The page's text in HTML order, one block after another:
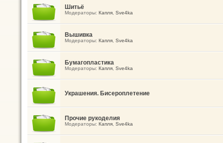
Шитьё
Модераторы: Капля, Sve4ka
Вышивка
Модераторы: Капля, Sve4ka
Бумагопластика
Модераторы: Капля, Sve4ka
Украшения. Бисероплетение
Прочие рукоделия
Модераторы: Капля, Sve4ka